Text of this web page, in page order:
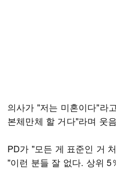
의사가 "저는 미혼이다"라
본체만체 할 거다"라며 웃
PD가 "모든 게 표준인 거
"이런 분들 잘 없다. 상위